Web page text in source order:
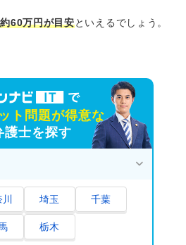
約60万円が目安といえるでしょう。
ト問題が得意な
護士を探す
埼玉 千葉
栃木